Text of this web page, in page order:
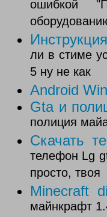
ошибкой
ли в стиме
5 ну не как
Android
Gta и
полиция
Скачать
телефон Lg
просто, твоя
Minecraft
майнкрафт